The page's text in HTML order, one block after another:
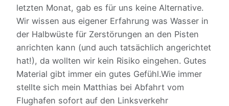
letzten Monat, gab es für uns keine Alternative.
Wir wissen aus eigener Erfahrung was Wasser in
der Halbwüste für Zerstörungen an den Pisten
anrichten kann (und auch tatsächlich angerichtet
hat!), da wollten wir kein Risiko eingehen. Gutes
Material gibt immer ein gutes Gefühl.Wie immer
stellte sich mein Matthias bei Abfahrt vom
Flughafen sofort auf den Linksverkehr